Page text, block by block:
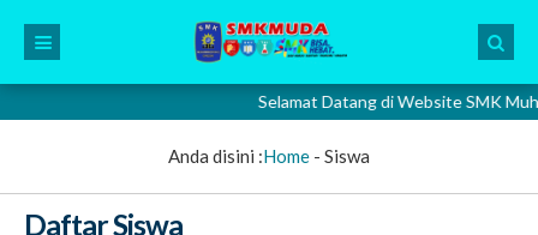
Selamat Datang di Website SMK
Anda disini :Home - Siswa
Daftar Siswa